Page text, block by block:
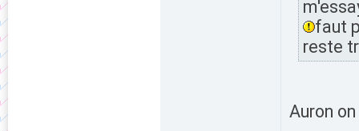
faut
reste
Auron